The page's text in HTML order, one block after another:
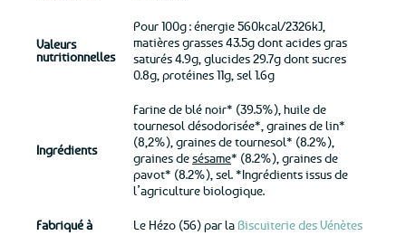
Valeurs
nutritionnelles
Pour 100g : énergie 560kcal/2326kJ,
matières grasses 43.5g dont acides gras
saturés 4.9g, glucides 29.7g dont sucres
0.8g, protéines 11g, sel 1.6g
Ingrédients
Farine de blé noir* (39.5%), huile de
tournesol désodorisée*, graines de lin*
(8,2%), graines de tournesol* (8.2%),
graines desésame* (8.2%), graines de
pavot* (8.2%), sel. *Ingrédients issus de
l’agriculture biologique.
Fabriqué à Le Hézo (56) par la Biscuiterie des Vénètes